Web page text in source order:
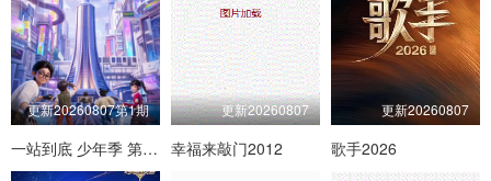
更新20260807第1期
一站到底 少年季 第二季
更新20260807
幸福来敲门2012
更新20260807
歌手2026